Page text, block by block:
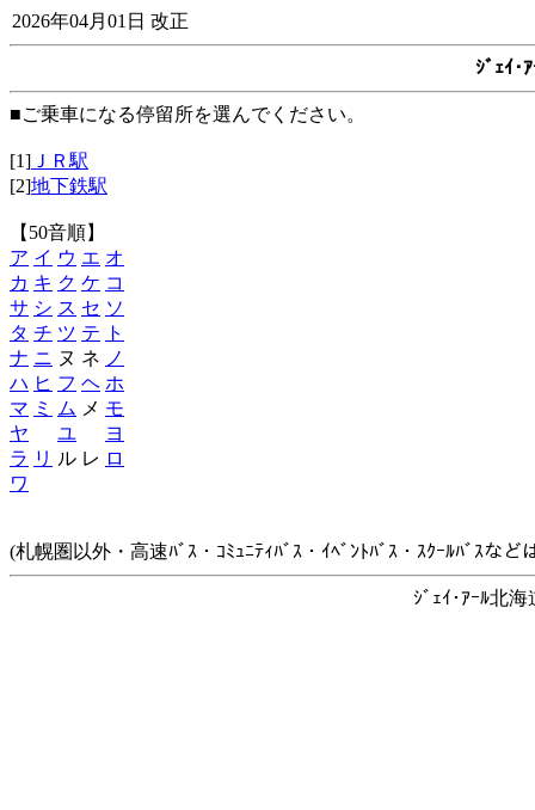
2026年04月01日 改正
ｼﾞｪｲ･
■ご乗車になる停留所を選んでください。
[1] ＪＲ駅
[2]地下鉄駅
【50音順】
ア イ ウ エ オ
カ キ ク ケ コ
サ シ ス セ ソ
タ チ ツ テ
ト
ナ ニ ヌ ネ ノ
ハ ヒ フ ヘ ホ
マ ミ ム メ モ
ヤ
ユ
ヨ
ラ リ ル レ ロ
ワ
(札幌圏以外・高速ﾊﾞｽ・ｺﾐｭﾆﾃｨﾊﾞｽ・ｲﾍﾞﾝﾄﾊﾞｽ・ｽｸｰﾙﾊﾞｽな
ｼﾞｪｲ･ｱｰﾙ北